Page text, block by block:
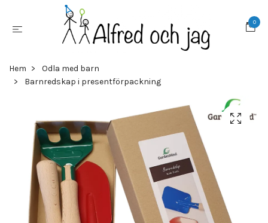
0
Hem
Odla med barn
Barnredskap i presentförpackning